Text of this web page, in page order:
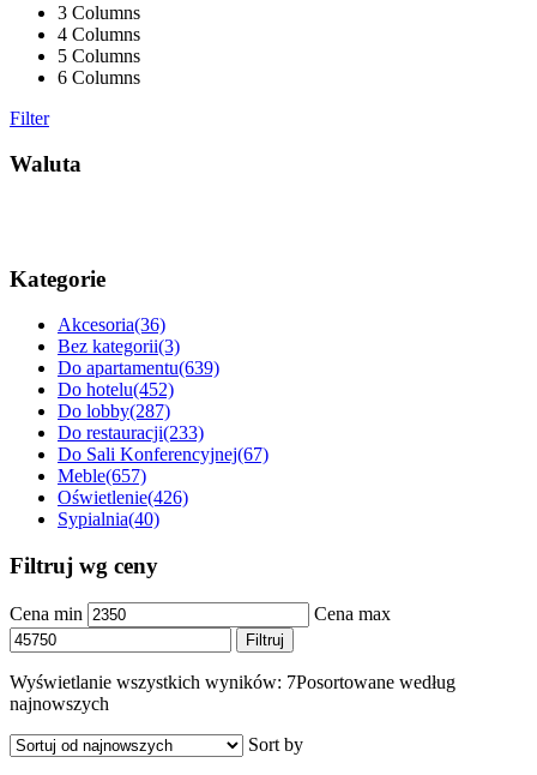
3 Columns
4 Columns
5 Columns
6 Columns
Filter
Waluta
Kategorie
Akcesoria(36)
Bez kategorii(3)
Do apartamentu(639)
Do hotelu(452)
Do lobby(287)
Do restauracji(233)
Do Sali Konferencyjnej(67)
Meble(657)
Oświetlenie(426)
Sypialnia(40)
Filtruj wg ceny
Cena min Cena max
Filtruj
Wyświetlanie wszystkich wyników: 7Posortowane według
najnowszych
Sort by